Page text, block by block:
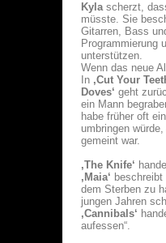
Kylascherzt,
müsste. Sie
Gitarren, Bass
Programmierung
unterstützen.
Wenn das neue
In ,Cut Your
Doves‘ geht
ein Mann
habe früher oft
umbringen
gemeint war.
,The Knife‘
,Maia‘ beschreibt
dem Sterben zu
jungen Jahren
,Cannibals‘
aufessen“.